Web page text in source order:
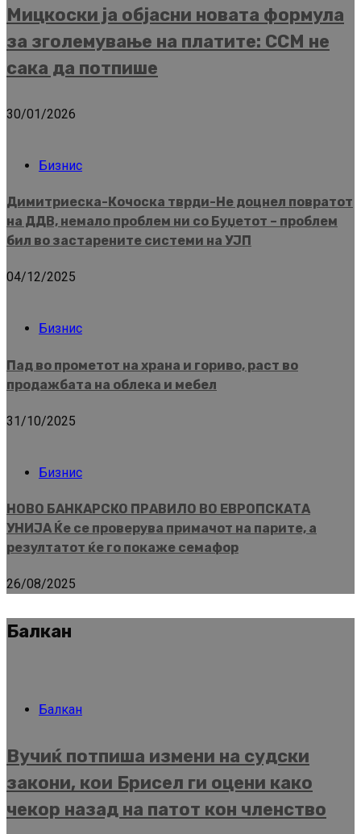
Мицкоски ја објасни новата формула
за зголемување на платите: ССМ не
сака да потпише
30/01/2026
Бизнис
Димитриеска-Кочоска тврди-Не доцнел повратот
на ДДВ, немало проблем ни со Буџетот – проблем
бил во застарените системи на УЈП
04/12/2025
Бизнис
Пад во прометот на храна и гориво, раст во
продажбата на облека и мебел
31/10/2025
Бизнис
НОВО БАНКАРСКО ПРАВИЛО ВО ЕВРОПСКАТА
УНИЈА Ќе се проверува примачот на парите, а
резултатот ќе го покаже семафор
26/08/2025
Балкан
Балкан
Вучиќ потпиша измени на судски
закони, кои Брисел ги оцени како
чекор назад на патот кон членство